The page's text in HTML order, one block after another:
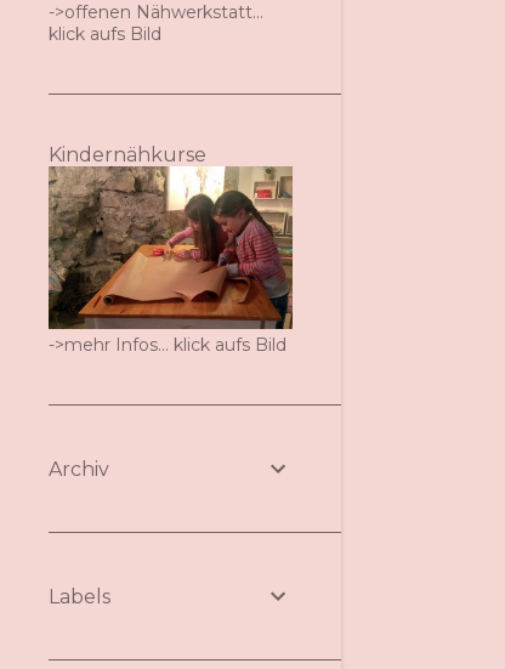
->offenen Nähwerkstatt...
klick aufs Bild
Kindernähkurse
->mehr Infos... klick aufs Bild
Archiv
Labels